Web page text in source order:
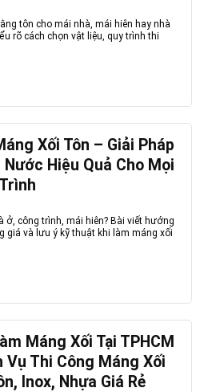
tôn cho mái nhà, mái hiên hay nhà
rõ cách chọn vật liệu, quy trình thi
Xối Tôn – Giải Pháp
Hiệu Quả Cho Mọi
ở, công trình, mái hiên? Bài viết hướng
giá và lưu ý kỹ thuật khi làm máng xối
Máng Xối Tại TPHCM
Vụ Thi Công Máng Xối
Inox, Nhựa Giá Rẻ